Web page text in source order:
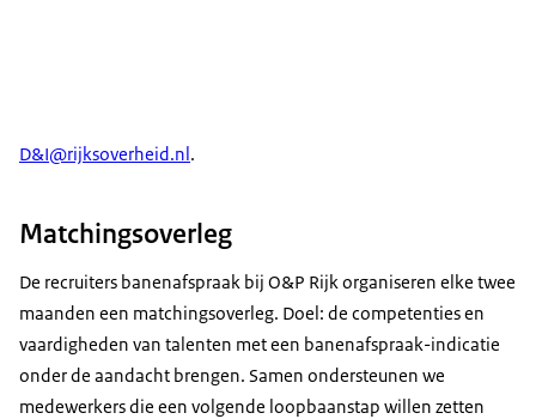
D&I@rijksoverheid.nl.
Matchingsoverleg
De recruiters banenafspraak bij O&P Rijk organiseren elke twee
maanden een matchingsoverleg. Doel: de competenties en
vaardigheden van talenten met een banenafspraak-indicatie
onder de aandacht brengen. Samen ondersteunen we
medewerkers die een volgende loopbaanstap willen zetten